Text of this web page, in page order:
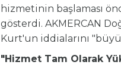
hizmetinin başlaması
gösterdi. AKMERCAN
Kurt'un iddialarını
"Hizmet Tam Olarak